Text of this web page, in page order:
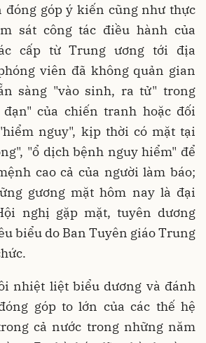
đóng góp ý kiến cũng như thực
sát công tác điều hành của
cấp từ Trung ương tới địa
viên đã không quản gian
sàng "vào sinh, ra tử" trong
của chiến tranh hoặc đối
nguy", kịp thời có mặt tại
"ổ dịch bệnh nguy hiểm" để
cao cả của người làm báo;
gương mặt hôm nay là đại
nghị gặp mặt, tuyên dương
biểu do Ban Tuyên giáo Trung
nhiệt liệt biểu dương và đánh
góp to lớn của các thế hệ
cả nước trong những năm